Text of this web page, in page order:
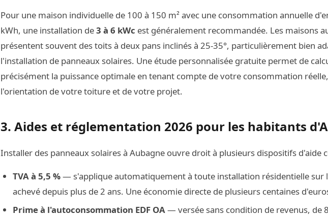
Pour une maison individuelle de 100 à 150 m² avec une consommation annuelle
kWh, une installation de3 à 6 kWc est généralement recommandée. Les maisons
présentent souvent des toits à deux pans inclinés à 25-35°, particulièrement bien
l'installation de panneaux solaires. Une étude personnalisée gratuite permet de
précisément la puissance optimale en tenant compte de votre consommation
l'orientation de votre toiture et de votre projet.
3. Aides et réglementation 2026 pour les habitants
Installer des panneaux solaires à Aubagne ouvre droit à plusieurs dispositifs d'aide
TVA à 5,5 %— s'applique automatiquement à toute installation résidentielle sur
achevé depuis plus de 2 ans. Une économie directe de plusieurs centaines
Prime à l'autoconsommation EDF OA— versée sans condition de revenus, de